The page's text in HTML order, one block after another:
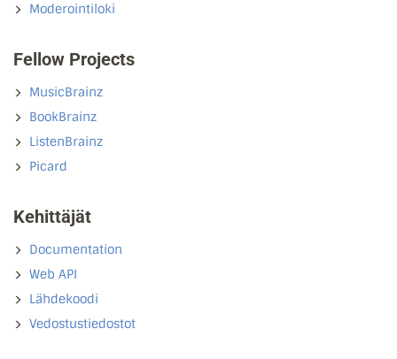
Moderointiloki
Fellow Projects
MusicBrainz
BookBrainz
ListenBrainz
Picard
Kehittäjät
Documentation
Web API
Lähdekoodi
Vedostustiedostot